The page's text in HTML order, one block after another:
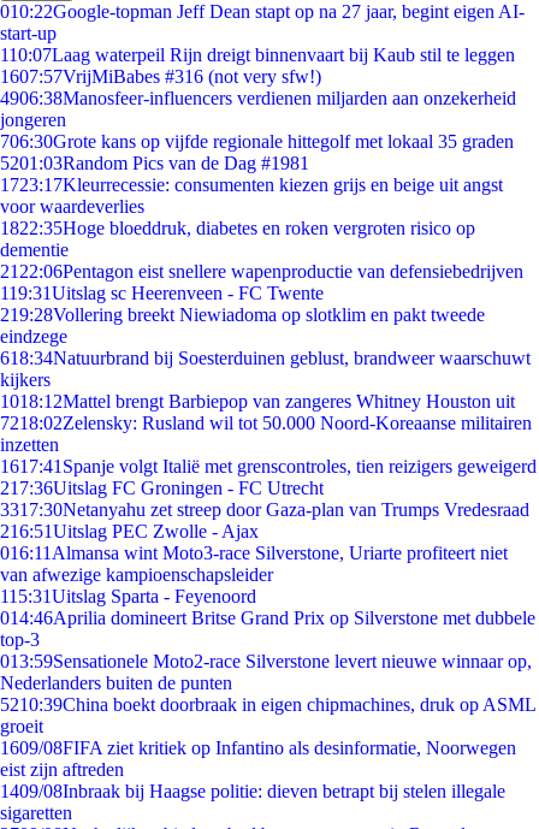
010:22Google-topman Jeff Dean stapt op na 27 jaar, begint eigen AI-
start-up
110:07Laag waterpeil Rijn dreigt binnenvaart bij Kaub stil te leggen
1607:57VrijMiBabes #316 (not very sfw!)
4906:38Manosfeer-influencers verdienen miljarden aan onzekerheid
jongeren
706:30Grote kans op vijfde regionale hittegolf met lokaal 35 graden
5201:03Random Pics van de Dag #1981
1723:17Kleurrecessie: consumenten kiezen grijs en beige uit angst
voor waardeverlies
1822:35Hoge bloeddruk, diabetes en roken vergroten risico op
dementie
21 22:06Pentagon eist snellere wapenproductie van defensiebedrijven
119:31Uitslag sc Heerenveen - FC Twente
219:28Vollering breekt Niewiadoma op slotklim en pakt tweede
eindzege
618:34Natuurbrand bij Soesterduinen geblust, brandweer waarschuwt
kijkers
1018:12Mattel brengt Barbiepop van zangeres Whitney Houston uit
7218:02Zelensky: Rusland wil tot 50.000 Noord-Koreaanse militairen
inzetten
1617:41 Spanje volgt Italië met grenscontroles, tien reizigers geweigerd
217:36Uitslag FC Groningen - FC Utrecht
3317:30Netanyahu zet streep door Gaza-plan van Trumps Vredesraad
216:51Uitslag PEC Zwolle - Ajax
016:11 Almansa wint Moto3-race Silverstone, Uriarte profiteert niet
van afwezige kampioenschapsleider
115:31Uitslag Sparta - Feyenoord
014:46Aprilia domineert Britse Grand Prix op Silverstone met dubbele
top-3
013:59Sensationele Moto2-race Silverstone levert nieuwe winnaar op,
Nederlanders buiten de punten
5210:39China boekt doorbraak in eigen chipmachines, druk op ASML
groeit
1609/08FIFA ziet kritiek op Infantino als desinformatie, Noorwegen
eist zijn aftreden
1409/08Inbraak bij Haagse politie: dieven betrapt bij stelen illegale
sigaretten